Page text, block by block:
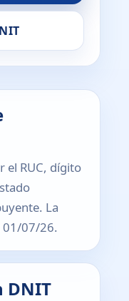
el RUC, dígito
La
01/07/26.
DNIT